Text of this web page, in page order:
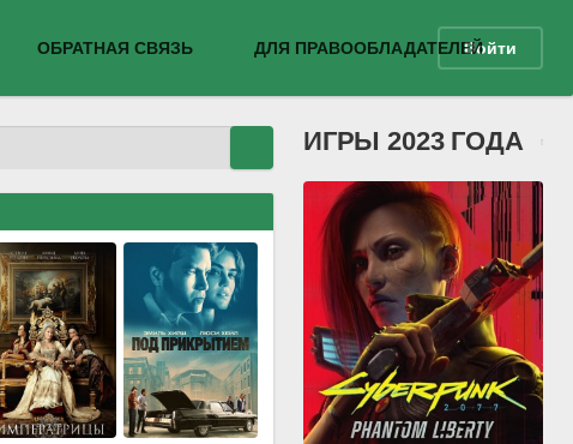
ОБРАТНАЯ СВЯЗЬ ДЛЯ ПРАВООБЛАДАТЕЛЕЙВойти
ИГРЫ 2023 ГОДА